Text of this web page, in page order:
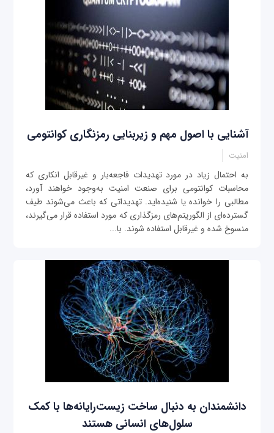
آشنایی با اصول مهم و زیربنایی رمزنگاری کوانتومی
امنیت
به احتمال زیاد در مورد تهدیدات فاجعه‌بار و غیرقابل انکاری که
محاسبات کوانتومی برای صنعت امنیت به‌وجود خواهند آورد،
مطالبی را خوانده یا شنیده‌اید. تهدیداتی که باعث می‌شوند طیف
گسترده‌ای از الگوریتم‌های رمزگذاری که مورد استفاده قرار می‌گیرند،
منسوخ شده و غیرقابل استفاده شوند. با...
دانشمندان به دنبال ساخت زیست‌رایانه‌ها با کمک
سلول‌های انسانی هستند